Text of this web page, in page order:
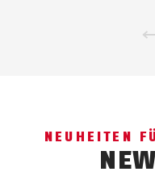
NEUHEITEN